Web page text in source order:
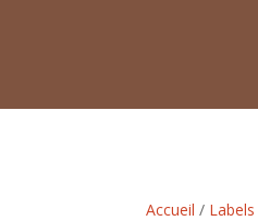
Accueil / Labels